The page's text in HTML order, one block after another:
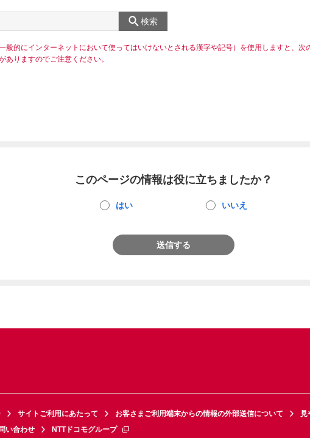
検索
般的にインターネットにおいて使ってはいけないとされる漢字や記号）を使用しますと、次
ありますのでご注意ください。
このページの情報は役に立ちましたか？
はい いいえ
送信する
サイトご利用にあたって お客さまご利用端末からの情報の外部送信について
見
い合わせ NTTドコモグループ